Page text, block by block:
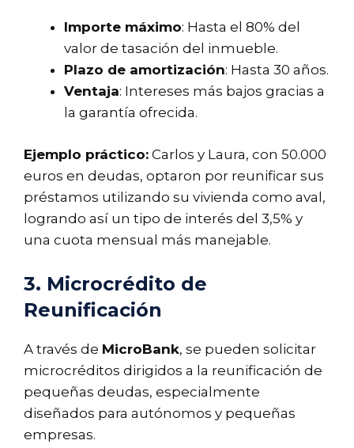
Importe máximo: Hasta el 80% del
valor de tasación del inmueble.
Plazo de amortización: Hasta 30 años.
Ventaja: Intereses más bajos gracias a
la garantía ofrecida.
Ejemplo práctico: Carlos y Laura, con 50.000
euros en deudas, optaron por reunificar sus
préstamos utilizando su vivienda como aval,
logrando así un tipo de interés del 3,5% y
una cuota mensual más manejable.
3. Microcrédito de
Reunificación
A través de MicroBank, se pueden solicitar
microcréditos dirigidos a la reunificación de
pequeñas deudas, especialmente
diseñados para autónomos y pequeñas
empresas.